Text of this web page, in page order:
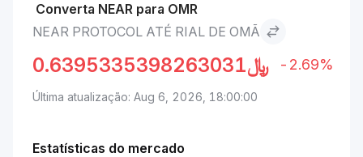
Converta NEAR para OMR
NEAR PROTOCOL ATÉ RIAL DE OMÃ
﷼0.6395335398263031 -2.69%
Última atualização: Aug 6, 2026, 18:00:00
Estatísticas do mercado